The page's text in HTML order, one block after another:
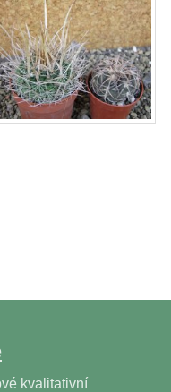
kvalitativní